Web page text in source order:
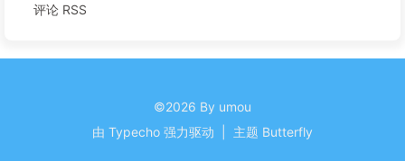
评论 RSS
©2026 By umou
由 Typecho 强力驱动 主题 Butterfly